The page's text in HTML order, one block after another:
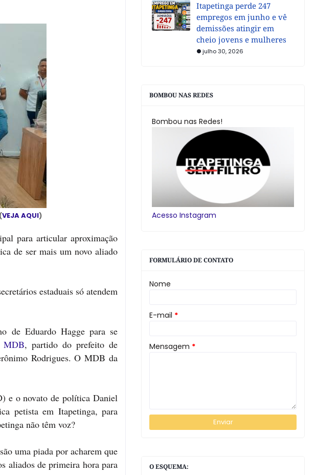
VEJA AQUI)
para articular aproximação
de ser mais um novo aliado
estaduais só atendem
de Eduardo Hagge para se
MDB, partido do prefeito de
Rodrigues. O MDB da
e o novato de política Daniel
petista em Itapetinga, para
não têm voz?
uma piada por acharem que
aliados de primeira hora para
Itapetinga perde 247
empregos em junho e vê
demissões atingir em
cheio jovens e mulheres
julho 30, 2026
BOMBOU NAS REDES
Bombou nas Redes!
Acesso Instagram
FORMULÁRIO DE CONTATO
Nome
E-mail *
Mensagem *
O ESQUEMA: